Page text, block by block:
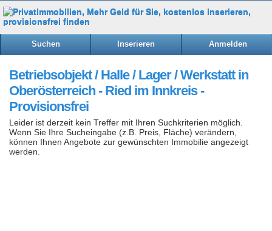
Suchen Inserieren Anmelden
Betriebsobjekt / Halle / Lager / Werkstatt in
Oberösterreich - Ried im Innkreis -
Provisionsfrei
Leider ist derzeit kein Treffer mit Ihren Suchkriterien möglich.
Wenn Sie Ihre Sucheingabe (z.B. Preis, Fläche) verändern,
können Ihnen Angebote zur gewünschten Immobilie angezeigt
werden.